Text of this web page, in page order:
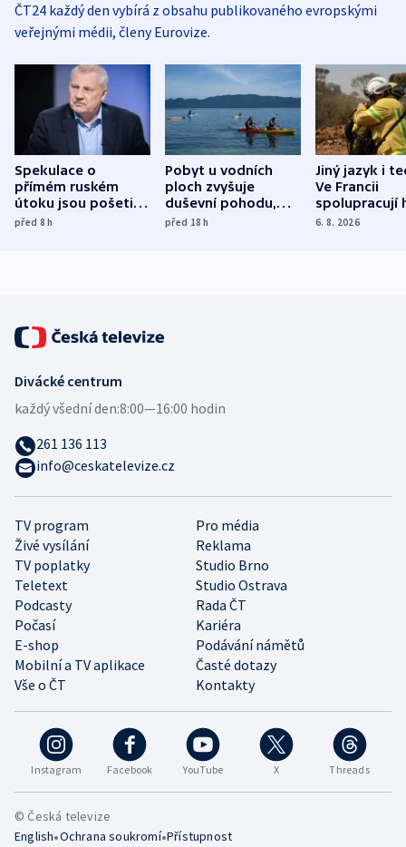
ČT24 každý den vybírá z obsahu publikovaného evropskými
veřejnými médii, členy Eurovize.
Spekulace o
přímém ruském
útoku jsou pošetilé,
míní estonský
před 8h
Pobyt u vodních
ploch zvyšuje
duševní pohodu,
ukázala
před 18h
Jiný jazyk i
Ve Francii
spolupracují
různých zemí
6. 8. 2026
Instagram Facebook YouTube X Threads
TV program
Pro média
Živé vysílání
Reklama
TV poplatky
Studio Brno
Teletext
Studio Ostrava
Podcasty
Rada ČT
Počasí
Kariéra
E-shop
Podávání námětů
Mobilní a TV aplikace
Časté dotazy
Vše o ČT
Kontakty
Divácké centrum
každý všední den:8:00—16:00 hodin
261 136 113
info@ceskatelevize.cz
© Česká televize
English•Ochrana soukromí•Přístupnost